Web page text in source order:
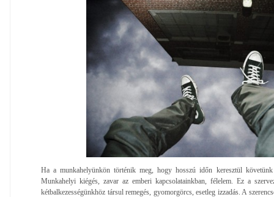
Ha a munkahelyünkön történik meg, hogy hosszú időn keresztül
Munkahelyi kiégés, zavar az emberi kapcsolatainkban, félelem. Ez a
kétbalkezességünkhöz társul remegés, gyomorgörcs, esetleg izzadás. A